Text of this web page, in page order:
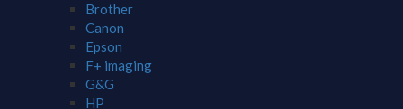
Brother
Canon
Epson
F+ imaging
G&G
HP